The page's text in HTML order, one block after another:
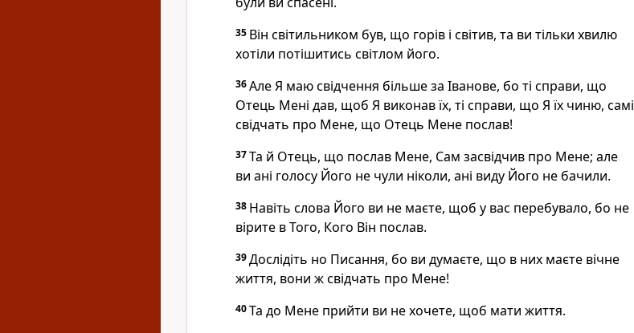
35 Він світильником був, що горів і світив, та ви тільки хвилю
хотіли потішитись світлом його.
36Але Я маю свідчення більше за Іванове, бо ті справи, що
Отець Мені дав, щоб Я виконав їх, ті справи, що Я їх чиню, самі
свідчать про Мене, що Отець Мене послав!
37Та й Отець, що послав Мене, Сам засвідчив про Мене; але
ви ані голосу Його не чули ніколи, ані виду Його не бачили.
38 Навіть слова Його ви не маєте, щоб у вас перебувало, бо не
вірите в Того, Кого Він послав.
39Дослідіть но Писання, бо ви думаєте, що в них маєте вічне
життя, вони ж свідчать про Мене!
40Та до Мене прийти ви не хочете, щоб мати життя.